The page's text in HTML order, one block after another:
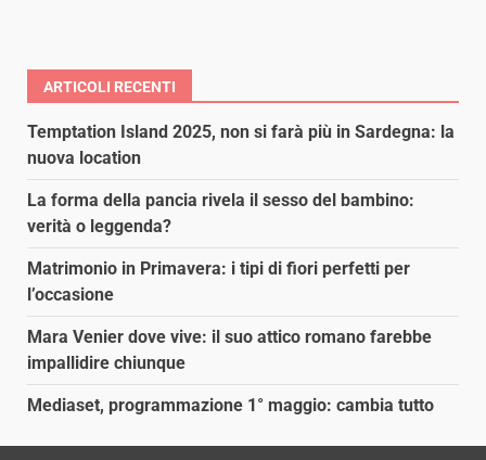
ARTICOLI RECENTI
Temptation Island 2025, non si farà più in Sardegna: la
nuova location
La forma della pancia rivela il sesso del bambino:
verità o leggenda?
Matrimonio in Primavera: i tipi di fiori perfetti per
l’occasione
Mara Venier dove vive: il suo attico romano farebbe
impallidire chiunque
Mediaset, programmazione 1° maggio: cambia tutto